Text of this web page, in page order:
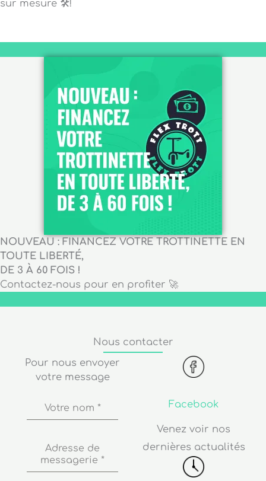
sur mesure 🛠️!
NOUVEAU : FINANCEZ VOTRE TROTTINETTE EN
TOUTE LIBERTÉ,
DE 3 À 60 FOIS !
Contactez-nous pour en profiter 🚀
Nous contacter
Pour nous envoyer
votre message
Votre nom *
Adresse de
messagerie *
Facebook
Venez voir nos
dernières actualités